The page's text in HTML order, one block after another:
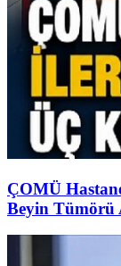
ÇOMÜ
Beyin Tümörü